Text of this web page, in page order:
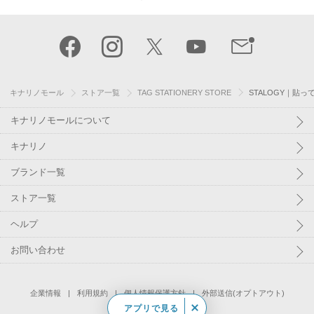
キナリノモール ストア一覧 TAG STATIONERY STORE STALOGY｜貼っ
キナリノモールについて
キナリノ
ブランド一覧
ストア一覧
ヘルプ
お問い合わせ
企業情報 利用規約 個人情報保護方針 外部送信(オプトアウト)
アプリで見る